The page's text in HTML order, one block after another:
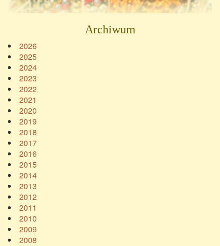
Archiwum
2026
2025
2024
2023
2022
2021
2020
2019
2018
2017
2016
2015
2014
2013
2012
2011
2010
2009
2008